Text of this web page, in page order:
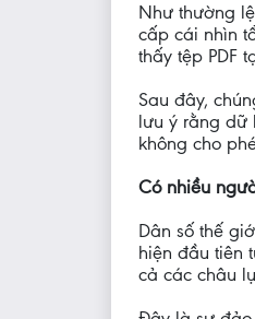
Như thường
cấp cái nhìn
thấy tệp PDF
Sau đây,
lưu ý rằng dữ
không cho
Có nhiều
Dân số thế
hiện đầu tiên
cả các châu